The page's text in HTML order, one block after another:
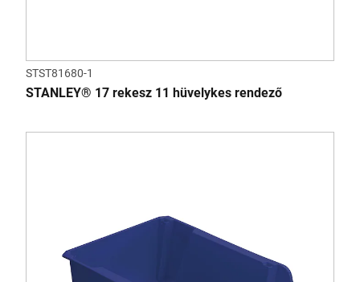
STST81680-1
STANLEY® 17 rekesz 11 hüvelykes rendező